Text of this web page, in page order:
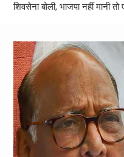
शिवसेना बोली, भाजपा नहीं मानी